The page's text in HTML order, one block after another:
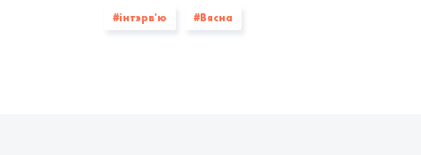
#інтэрв'ю #Вясна